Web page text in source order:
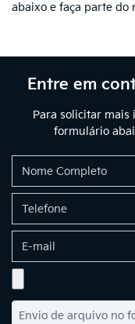
abaixo e faça parte do
Entre em
Para solicitar mais
formulário
Envio de arquivo no